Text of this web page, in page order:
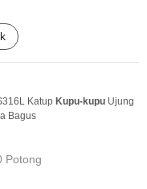
Katup Kupu-kupu Ujung
Bagus
Potong